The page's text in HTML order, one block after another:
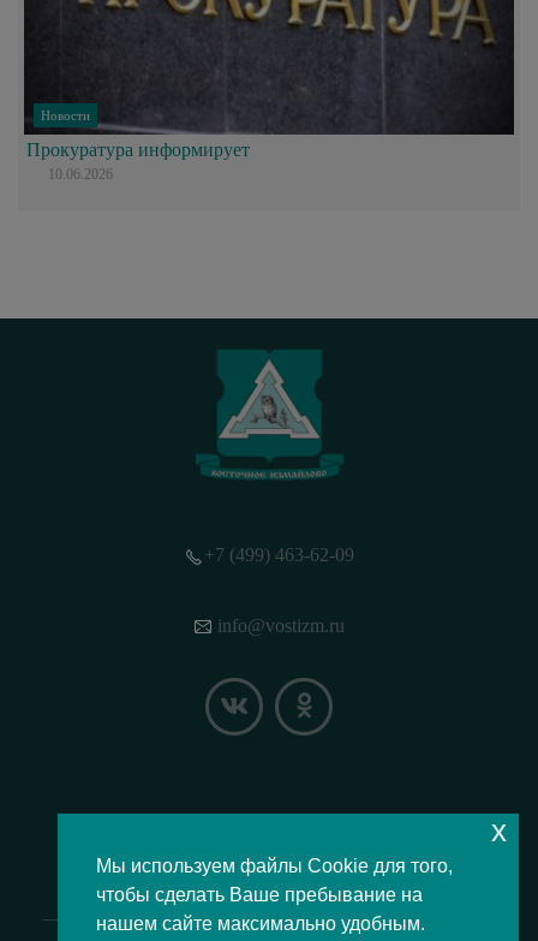
Новости
Прокуратура информирует
10.06.2026
+7 (499) 463-62-09
info@vostizm.ru
Мы используем файлы Cookie для того,
чтобы сделать Ваше пребывание на
нашем сайте максимально удобным.
x